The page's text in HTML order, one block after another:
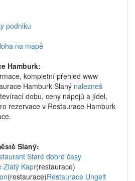
podniku
na mapě
Hamburk:
kompletní přehled www
Hamburk Slaný nalezneš
dobu, ceny nápojů a jídel,
rezervace v Restaurace Hamburk
Slaný:
Staré dobré časy
Zlatý Kapr(restaurace)
(restaurace)Restaurace Ungelt